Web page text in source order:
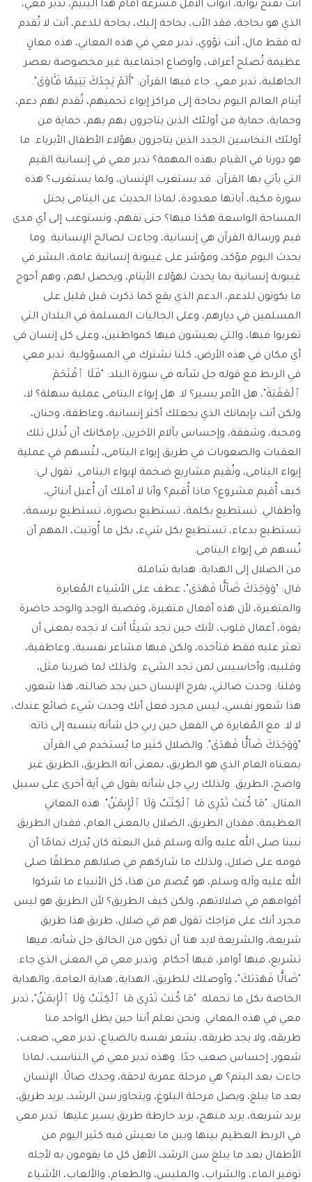
أنت تفتح بوابة، أبواب الأمل مُشرعة أمام هذا اليتيم، تدبر معي،
الذي هو بحاجة، فقد الأب، بحاجة إليك، بحاجة للدعم، أنت لا تُقدم
له فقط مال، أنت تؤوي، تدبر معي في هذه المعاني، هذه معانٍ
عظيمة تُصلح أعراف، وأوضاع اجتماعية غير مخصوصة بعصر
الجاهلية، تدبر معي. جاء فيها القرآن: "أَلَمْ يَجِدْكَ يَتِيمًا فَـَٔاوَىٰ".
أيتام العالم اليوم بحاجة إلى مراكز إيواء تحميهم، تُقدم لهم دعم،
وحماية، حماية من أولئك الذين يتاجرون بهم بهم، حماية من
أولئك النخاسين الجدد الذين يتاجرون بهؤلاء الأطفال الأبرياء. ما
هو دورنا في القيام بهذه المهمة؟ تدبر معي في إنسانية القيم
التي يأتي بها القرآن. قد يستغرب الإنسان، ولما يستغرب؟ هذه
سورة مكية، آياتها معدودة، لماذا الحديث عن اليتامى يحتل
المساحة الواسعة هكذا فيها؟ حتى نفهم، ونستوعب إلى أي مدى
قيم ورسالة القرآن هي إنسانية، وجاءت لصالح الإنسانية. وما
يحدث اليوم مؤكد، ومؤشر على غيبوبة إنسانية عامة، البشر في
غيبوبة إنسانية بما يحدث لهؤلاء الأيتام، ويحصل لهم، وهم أحوج
ما يكونون للدعم، الدعم الذي يقع كما ذكرت قبل قليل على
المسلمين في ديارهم، وعلى الجاليات المسلمة في البلدان التي
تغربوا فيها، والتي يعيشون فيها كمواطنين، وعلى كل إنسان في
أي مكان في هذه الأرض، كلنا نشترك في المسؤولية. تدبر معي
في الربط مع قوله جل شأنه في سورة البلد: "فَلَا ٱقْتَحَمَ
ٱلْعَقَبَةَ"، هل الأمر يسير؟ لا. هل إيواء اليتامى عملية سهلة؟ لا،
ولكن أنت بإيمانك الذي يجعلك أكثر إنسانية، وعاطفة، وحنان،
ومحبة، وشفقة، وإحساس بآلام الآخرين، بإمكانك أن تُذلل تلك
العقبات والصعوبات في طريق إيواء اليتامى، لتُسهم في عملية
إيواء اليتامى، وتُقيم مشاريع ضخمة لإيواء اليتامى. تقول لي:
كيف أُقيم مشروع؟ ماذا أُقيم؟ وأنا لا أملك أن أُعيل أبنائي،
وأطفالي. تستطيع بكلمة، تستطيع بصورة، تستطيع برسمة،
تستطيع بدعاء، تستطيع بكل شيء، بكل ما أُوتيت، المهم أن
تُسهم في إيواء اليتامى.
من الضلال إلى الهداية: هداية شاملة
قال: "وَوَجَدَكَ ضَآلًّا فَهَدَىٰ"، عطف على الأشياء المُغايرة
والمتغيرة، لأن هذه أفعال متغيرة، وقضية الوجد والوجد حاضرة
بقوة، أعمال قلوب، لأنك حين تجد شيئًا أنت لا تجده بمعنى أن
تعثر عليه فقط فتأخذه، ولكن فيها مشاعر نفسية، وعاطفية،
وقلبيه، وأحاسيس لمن تجد الشيء. ولذلك لما ضربنا مثل،
وقلنا: وجدت ضالتي، يفرح الإنسان حين يجد ضالته، هذا شعور،
هذا شعور نفسي، ليس مجرد فعل أنك وجدت شيء ضائع عندك،
لا لا. مع المُغايرة في الفعل حين ربي جل شأنه ينسبه إلى ذاته:
"وَوَجَدَكَ ضَآلًّا فَهَدَىٰ". والضلال كثير ما يُستخدم في القرآن
بمعناه العام الذي هو الطريق، بمعنى أنه الطريق، الطريق غير
واضح، الطريق. ولذلك ربي جل شأنه يقول في آية أخرى على سبيل
المثال: "مَا كُنتَ تَدْرِى مَا ٱلْكِتَـٰبُ وَلَا ٱلْإِيمَـٰنُ". هذه المعاني
العظيمة، فقدان الطريق، الضلال بالمعنى العام، فقدان الطريق.
نبينا صلى الله عليه وآله وسلم قبل البعثة كان يُدرك تمامًا أن
قومه على ضلال، ولذلك ما شاركهم في ضلالهم مطلقًا صلى
الله عليه وآله وسلم، هو عُصم من هذا، كل الأنبياء ما شركوا
أقوامهم في ضلالاتهم، ولكن كيف الطريق؟ لأن الطريق هو ليس
مجرد أنك على مزاجك تقول هم في ضلال، طريق هذا طريق
شريعة، والشريعة لابد هنا أن تكون من الخالق جل شأنه، فيها
تشريع، فيها أوامر، فيها أحكام. وتدبر معي في المعنى الذي جاء:
"ضَالًّا فَهَدَىٰكَ"، وأوصلك للطريق، الهداية، هداية العامة، والهداية
الخاصة بكل ما تحمله. "مَا كُنتَ تَدْرِى مَا ٱلْكِتَـٰبُ وَلَا ٱلْإِيمَـٰنُ"، تدبر
معي في هذه المعاني. ونحن نعلم أننا حين يظل الواحد منا
طريقه، ولا يجد طريقه، يشعر نفسه بالضياع، تدبر معي، صعب،
شعور، إحساس صعب جدًا. وهذه تدبر معي في التناسب، لماذا
جاءت بعد اليتم؟ هي مرحلة عمرية لاحقة، وجدك ضالًا. الإنسان
بعد ما يبلغ، ويصل مرحلة البلوغ، ويتجاوز سن الرشد، يريد طريق،
يريد شريعة، يريد منهج، يريد خارطة طريق يسير عليها. تدبر معي
في الربط العظيم بينها وبين ما نعيش فيه كثير اليوم من
الأطفال بعد ما يبلغ سن الرشد، الأهل كل ما يقومون به لأجله
توفير الماء، والشراب، والملبس، والطعام، والألعاب، الأشياء